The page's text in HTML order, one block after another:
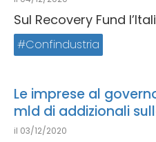
Sul Recovery Fund
Confindustria
Le imprese al
mld di addizionali
il 03/12/2020